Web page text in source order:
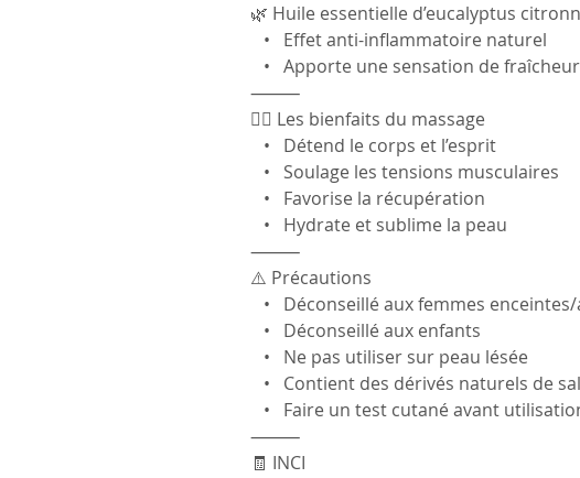
🌿 Huile essentielle d’eucalyptus
• Effet anti-inflammatoire naturel
• Apporte une sensation de
⸻
💆‍♀️ Les bienfaits du massage
• Détend le corps et l’esprit
• Soulage les tensions musculaires
• Favorise la récupération
• Hydrate et sublime la peau
⸻
⚠️ Précautions
• Déconseillé aux femmes
• Déconseillé aux enfants
• Ne pas utiliser sur peau lésée
• Contient des dérivés naturels de
• Faire un test cutané avant
⸻
🧾 INCI